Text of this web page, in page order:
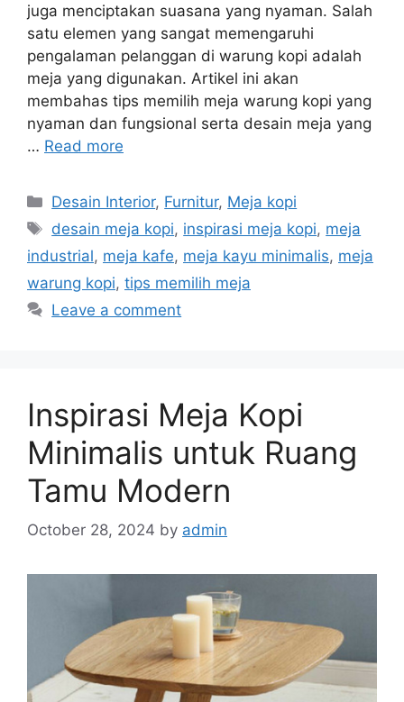
juga menciptakan suasana yang nyaman. Salah
satu elemen yang sangat memengaruhi
pengalaman pelanggan di warung kopi adalah
meja yang digunakan. Artikel ini akan
membahas tips memilih meja warung kopi yang
nyaman dan fungsional serta desain meja yang
… Read more
Categories
Desain Interior, Furnitur, Meja kopi
Tags
desain meja kopi, inspirasi meja kopi, meja
industrial, meja kafe, meja kayu minimalis, meja
warung kopi, tips memilih meja
Leave a comment
Inspirasi Meja Kopi
Minimalis untuk Ruang
Tamu Modern
October 28, 2024 by admin